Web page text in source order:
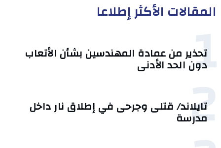
المقالات الأكثر إطلاعا
1
تحذير من عمادة المهندسين بشأن الأتعاب
دون الحد الأدنى
2
تايلاند/ قتلى وجرحى في إطلاق نار داخل
مدرسة